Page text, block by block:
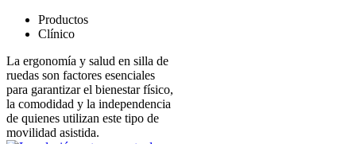
Productos
Clínico
La ergonomía y salud en silla de
ruedas son factores esenciales
para garantizar el bienestar físico,
la comodidad y la independencia
de quienes utilizan este tipo de
movilidad asistida.